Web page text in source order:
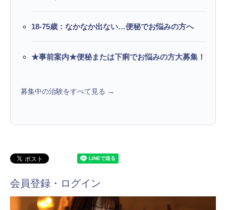
18-75歳：なかなか出ない…便秘でお悩みの方へ
★事前案内★便秘または下痢でお悩みの方大募集！
募集中の治験をすべて見る →
会員登録・ログイン